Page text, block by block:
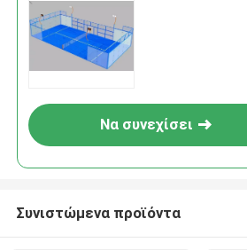
Να συνεχίσει
Συνιστώμενα προϊόντα